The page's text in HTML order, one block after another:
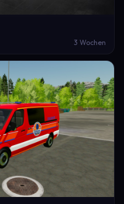
3 Wochen